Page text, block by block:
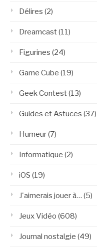
Délires (2)
Dreamcast(11)
Figurines (24)
Game Cube (19)
Geek Contest(13)
Guides et Astuces (37)
Humeur(7)
Informatique (2)
iOS (19)
J'aimerais jouer à… (5)
Jeux Vidéo (608)
Journal nostalgie (49)